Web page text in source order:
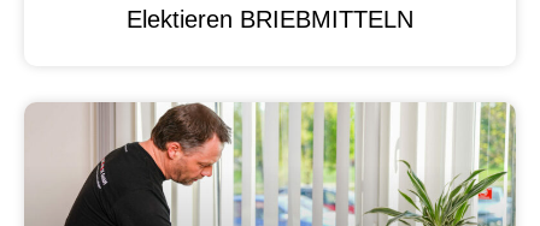
Elektieren BRIEBMITTELN